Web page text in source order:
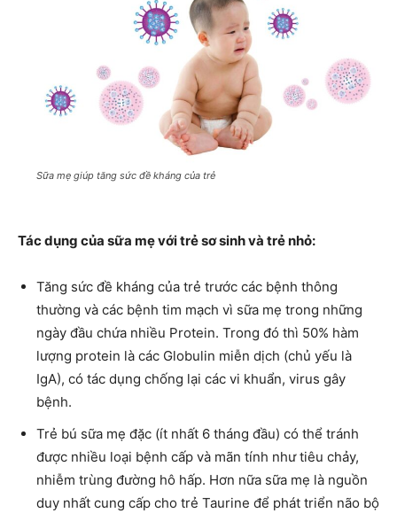
Sữa mẹ giúp tăng sức đề kháng của trẻ
Tác dụng của sữa mẹ với trẻ sơ sinh và trẻ nhỏ:
Tăng sức đề kháng của trẻ trước các bệnh thông
thường và các bệnh tim mạch vì sữa mẹ trong những
ngày đầu chứa nhiều Protein. Trong đó thì 50% hàm
lượng protein là các Globulin miễn dịch (chủ yếu là
IgA), có tác dụng chống lại các vi khuẩn, virus gây
bệnh.
Trẻ bú sữa mẹ đặc (ít nhất 6 tháng đầu) có thể tránh
được nhiều loại bệnh cấp và mãn tính như tiêu chảy,
nhiễm trùng đường hô hấp. Hơn nữa sữa mẹ là nguồn
duy nhất cung cấp cho trẻ Taurine để phát triển não bộ